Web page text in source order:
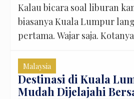
bagaimana kondisi imigrasi
Kalau bicara soal liburan
biasanya Kuala Lumpur
pertama. Wajar saja.
kuliner juga tidak pernah
Tapi kalau punya waktu
panjang, rasanya sayang
Malaysia
Destinasi di Kuala
Mudah Dijelajahi